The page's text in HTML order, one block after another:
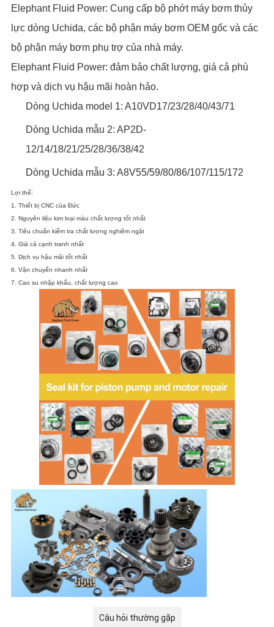
Elephant Fluid Power: Cung cấp bộ phớt máy bơm thủy
lực dòng Uchida, các bộ phận máy bơm OEM gốc và các
bộ phận máy bơm phụ trợ của nhà máy.
Elephant Fluid Power: đảm bảo chất lượng, giá cả phù
hợp và dịch vụ hậu mãi hoàn hảo.
Dòng Uchida model 1: A10VD17/23/28/40/43/71
Dòng Uchida mẫu 2: AP2D-
12/14/18/21/25/28/36/38/42
Dòng Uchida mẫu 3: A8V55/59/80/86/107/115/172
Lợi thế:
1. Thiết bị CNC của Đức
2. Nguyên liệu kim loại màu chất lượng tốt nhất
3. Tiêu chuẩn kiểm tra chất lượng nghiêm ngặt
4. Giá cả cạnh tranh nhất
5. Dịch vụ hậu mãi tốt nhất
6. Vận chuyển nhanh nhất
7. Cao su nhập khẩu, chất lượng cao
Câu hỏi thường gặp